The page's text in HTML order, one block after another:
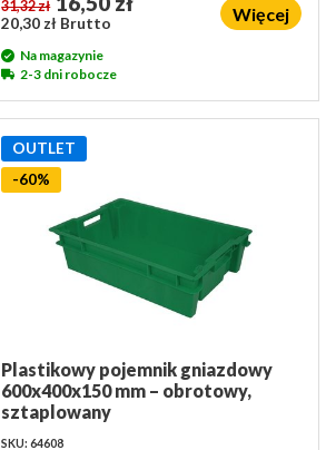
31,32 zł
20,30 zł Brutto Więcej
Na magazynie
2-3 dni robocze
OUTLET
-60%
Plastikowy pojemnik gniazdowy
600x400x150 mm – obrotowy,
sztaplowany
SKU: 64608